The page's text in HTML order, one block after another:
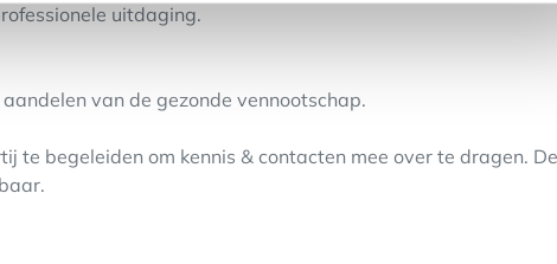
uitdaging.
van de gezonde vennootschap.
te begeleiden om kennis & contacten mee over te dragen.